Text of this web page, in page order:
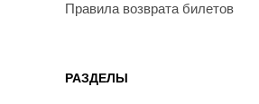
Правила возврата билетов
РАЗДЕЛЫ